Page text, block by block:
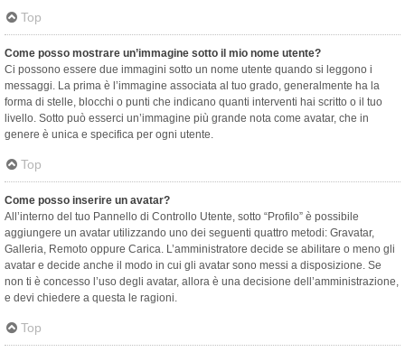
Top
Come posso mostrare un’immagine sotto il mio nome utente?
Ci possono essere due immagini sotto un nome utente quando si leggono i
messaggi. La prima è l’immagine associata al tuo grado, generalmente ha la
forma di stelle, blocchi o punti che indicano quanti interventi hai scritto o il tuo
livello. Sotto può esserci un’immagine più grande nota come avatar, che in
genere è unica e specifica per ogni utente.
Top
Come posso inserire un avatar?
All’interno del tuo Pannello di Controllo Utente, sotto “Profilo” è possibile
aggiungere un avatar utilizzando uno dei seguenti quattro metodi: Gravatar,
Galleria, Remoto oppure Carica. L’amministratore decide se abilitare o meno gli
avatar e decide anche il modo in cui gli avatar sono messi a disposizione. Se
non ti è concesso l’uso degli avatar, allora è una decisione dell’amministrazione,
e devi chiedere a questa le ragioni.
Top